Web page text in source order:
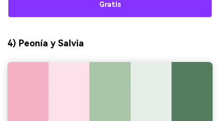
Gratis
4) Peonía y Salvia